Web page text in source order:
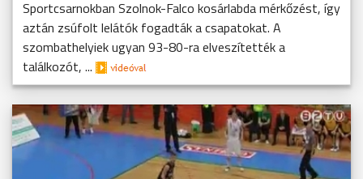
Sportcsarnokban Szolnok-Falco kosárlabda mérkőzést, így
aztán zsúfolt lelátók fogadták a csapatokat. A
szombathelyiek ugyan 93-80-ra elveszítették a
találkozót, ...